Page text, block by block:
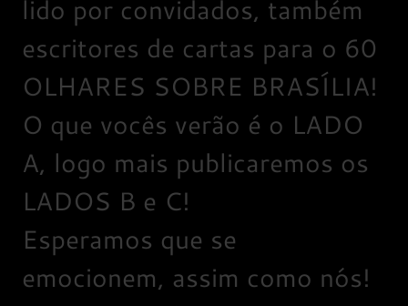
lido por convidados, também
escritores de cartas para o 60
OLHARES SOBRE BRASÍLIA!
O que vocês verão é o LADO
A, logo mais publicaremos os
LADOS B e C!
Esperamos que se
emocionem, assim como nós!